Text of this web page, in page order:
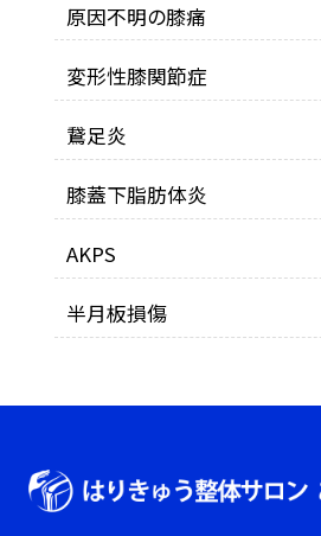
原因不明の膝痛
変形性膝関節症
鵞足炎
膝蓋下脂肪体炎
AKPS
半月板損傷